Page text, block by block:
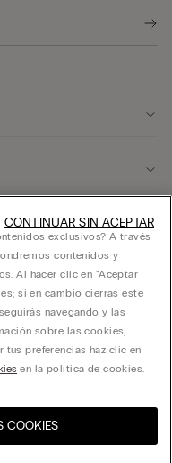
71-87, Polígono Pedrosa,
States
exclusivos? A través
contenidos y
Al hacer clic en "Aceptar
si en cambio cierras este
navegando y las
sobre las cookies,
tus preferencias haz clic en
en la política de cookies.
COOKIES
CONTINUAR SIN ACEPTAR